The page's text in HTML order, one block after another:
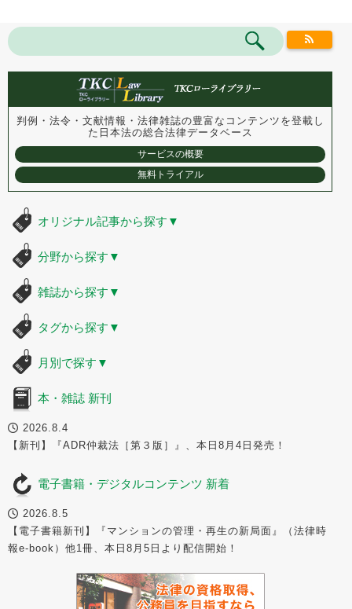
判例・法令・文献情報・法律雑誌の豊富なコンテンツを登載し
た 日本法の総合法律データベース
サービスの概要
無料トライアル
オリジナル記事から探す ▼
分野から探す ▼
雑誌から探す ▼
タグから探す ▼
月別で探す ▼
本・雑誌 新刊
2026.8.4
【新刊】『ADR仲裁法［第３版］』、本日8月4日発売！
電子書籍・デジタルコンテンツ 新着
2026.8.5
【電子書籍新刊】『マンションの管理・再生の新局面』（法律時
報e-book）他1冊、本日8月5日より配信開始！